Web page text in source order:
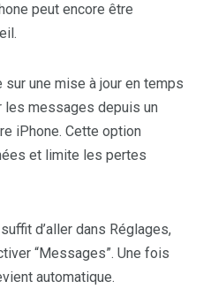
peut encore être
une mise à jour en temps
les messages depuis un
iPhone. Cette option
et limite les pertes
d’aller dans Réglages,
“Messages”. Une fois
automatique.